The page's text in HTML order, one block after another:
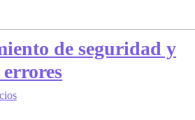
de seguridad y